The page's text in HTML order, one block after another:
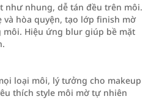
như nhung, dễ tán đều trên môi.
và hòa quyện, tạo lớp finish mờ
Hiệu ứng blur giúp bề mặt
loại môi, lý tưởng cho makeup
thích style môi mờ tự nhiên